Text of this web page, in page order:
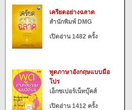
เครียดอย่างฉลาด
สำนักพิมพ์ DMG
เปิดอ่าน 1482 ครั้ง
พูดภาษาอังกฤษแบบมือ
โปร
เอ็กซเปอร์เน็ทบุ๊คส์
เปิดอ่าน 1412 ครั้ง